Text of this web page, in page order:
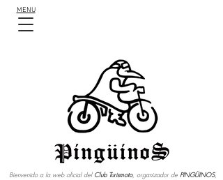
MENU
Bienvenido a la web oficial del Club Turismoto, organizador de PINGÜINOS,